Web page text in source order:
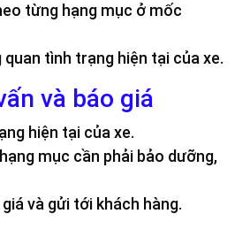
từng hạng mục ở mốc
tình trạng hiện tại của xe.
và báo giá
hiện tại của xe.
mục cần phải bảo dưỡng,
và gửi tới khách hàng.